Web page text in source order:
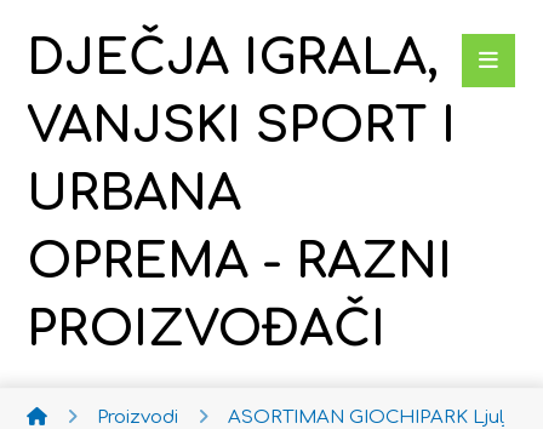
DJEČJA IGRALA,
VANJSKI SPORT I
URBANA
OPREMA - RAZNI
PROIZVOĐAČI
Proizvodi ASORTIMAN GIOCHIPARK